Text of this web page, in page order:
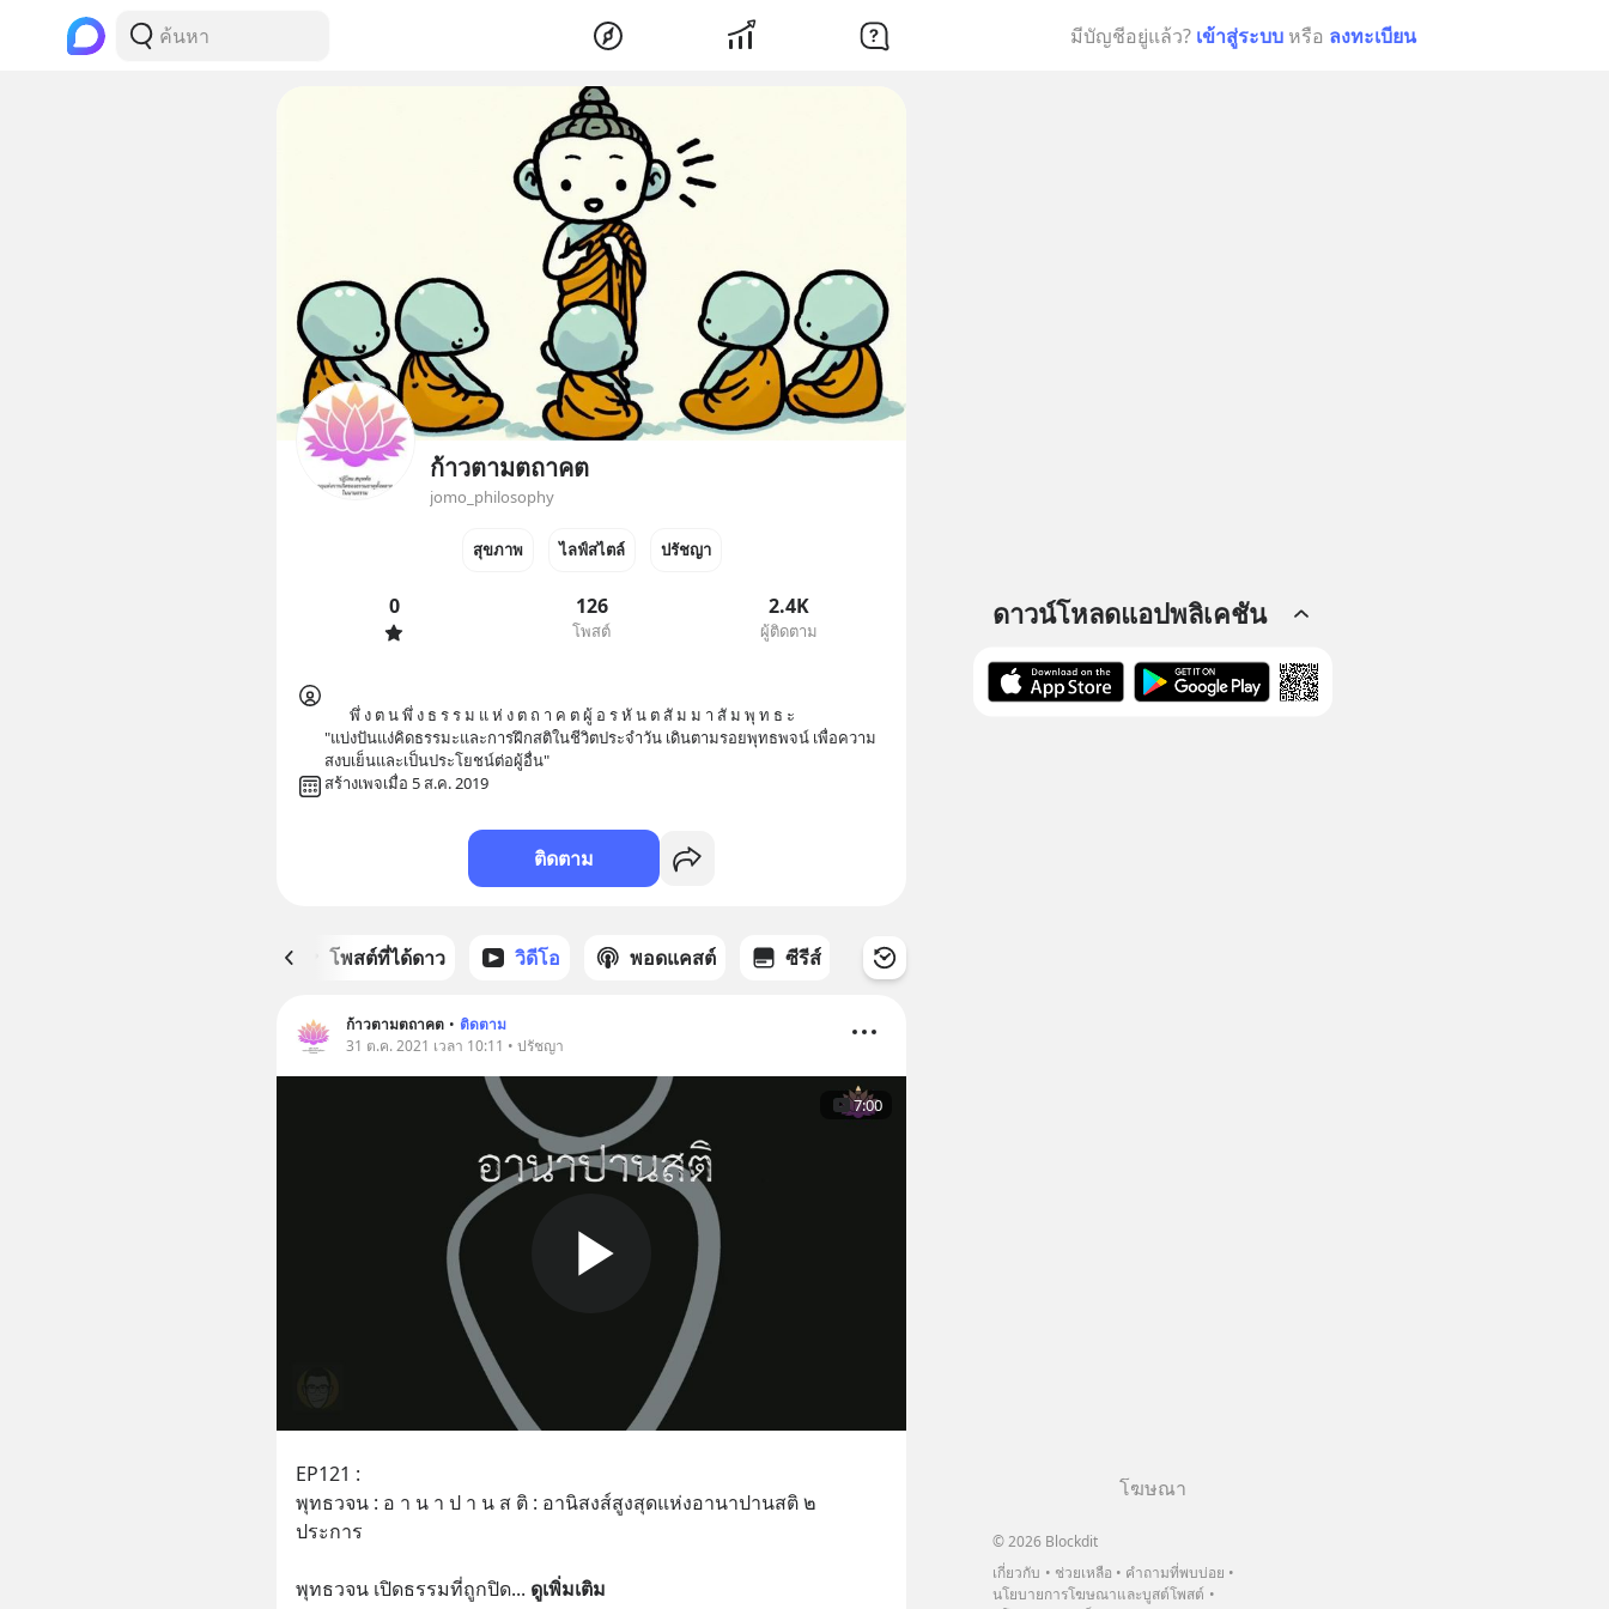
มีบัญชีอยู่แล้ว? เข้าสู่ระบบ หรือ ลงทะเบียน
ก้าวตามตถาคต
jomo_philosophy
สุขภาพ ไลฟ์สไตล์ ปรัชญา
0 126
โพสต์
2.4K
ผู้ติดตาม
"แบ่งปันแง่คิดธรรมะและการฝึกสติในชีวิตประจำวัน เดินตามรอยพุทธพจน์ เพื่อความ
สงบเย็นและเป็นประโยชน์ต่อผู้อื่น"
สร้างเพจเมื่อ 5 ส.ค. 2019
ติดตาม
โพสต์ที่ได้ดาว วิดีโอ พอดแคสต์ ซีรีส์
ก้าวตามตถาคต • ติดตาม
31 ต.ค. 2021 เวลา 10:11 • ปรัชญา
7:00
EP121 :
พุทธวจน : อ า น า ป า น ส ติ : อานิสงส์สูงสุดแห่งอานาปานสติ ๒
ประการ
พุทธวจน เปิดธรรมที่ถูกปิด... ดูเพิ่มเติม
ดาวน์โหลดแอปพลิเคชัน
โฆษณา
© 2026 Blockdit
เกี่ยวกับ
ช่วยเหลือ
คำถามที่พบบ่อย
นโยบายการโฆษณาและบูสต์โพสต์